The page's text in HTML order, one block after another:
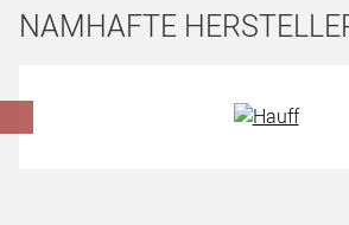
NAMHAFTE